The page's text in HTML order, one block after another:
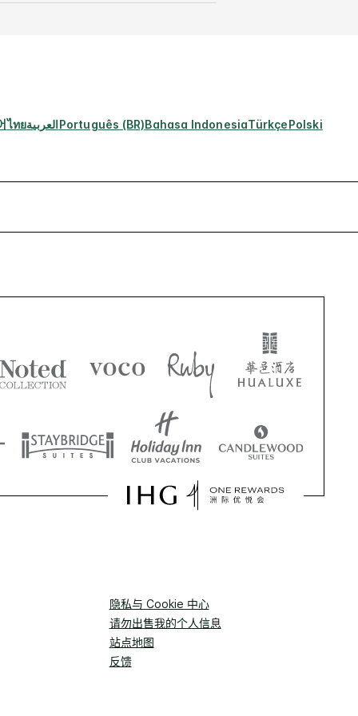
ไทยالعربيةPortuguês (BR)Bahasa IndonesiaTürkçePolski
隐私与 Cookie 中心
请勿出售我的个人信息
站点地图
反馈